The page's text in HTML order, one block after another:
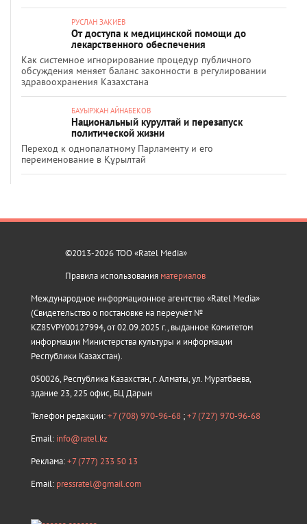
РУСЛАН ЗАКИЕВ
От доступа к медицинской помощи до
лекарственного обеспечения
Как системное игнорирование процедур публичного
обсуждения меняет баланс законности в регулировании
здравоохранения Казахстана
БАУЫРЖАН АЙНАБЕКОВ
Национальный курултай и перезапуск
политической жизни
Переход к однопалатному Парламенту и его
переименование в Құрылтай
©2013-2026 ТОО «Ratel Media»
Правила использования материалов
Международное информационное агентство «Ratel Media»
(Свидетельство о постановке на переучёт №
KZ85VPY00127994, от 02.09.2025 г., выданное Комитетом
информации Министерства культуры и информации
Республики Казахстан).
050026, Республика Казахстан, г. Алматы, ул. Муратбаева,
здание 23, 225 офис, БЦ Дарын
Телефон редакции:+7 (708) 970-96-68 ;+7 (727) 970-96-68
Email: info@ratel.kz
Реклама:+7 (777) 233 50 13
Email: pressratel@gmail.com